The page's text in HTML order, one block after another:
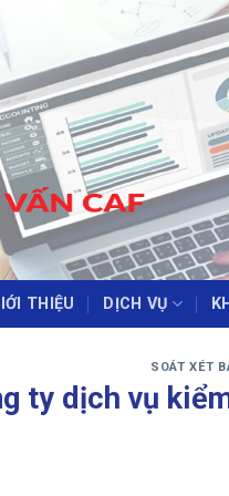
THIỆU DỊCH VỤ
SOÁT XÉT
ty dịch vụ